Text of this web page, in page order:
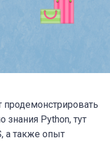
продемонстрировать
Python, тут
а также опыт